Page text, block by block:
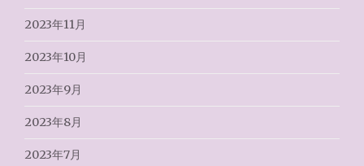
2023年11月
2023年10月
2023年9月
2023年8月
2023年7月